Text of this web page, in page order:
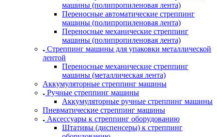
машины (полипропиленовая лента)
Переносные автоматические стреппинг
машины (полипропиленовая лента)
Переносные механические стреппинг
машины (полипропиленовая лента)
Стреппинг машины для упаковки металлической
лентой
Переносные механические стреппинг
машины (металлическая лента)
Аккумуляторные стреппинг машины
Ручные стреппинг машины
Аккумуляторные ручные стреппинг машины
Пневматические стреппинг машины
Аксессуары к стреппинг оборудованию
Штативы (диспенсеры) к стреппинг